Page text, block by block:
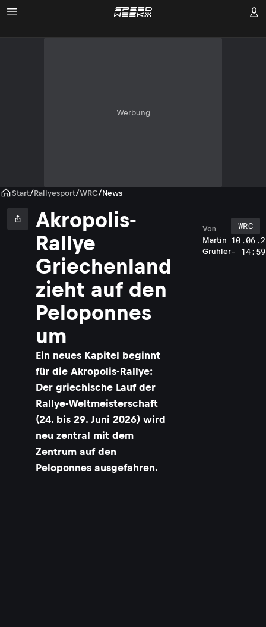
Werbung
Start/Rallyesport/WRC/News
Akropolis-
Rallye
Griechenland
zieht auf den
Peloponnes
um
Ein neues Kapitel beginnt
für die Akropolis-Rallye:
Der griechische Lauf der
Rallye-Weltmeisterschaft
(24. bis 29. Juni 2026) wird
neu zentral mit dem
Zentrum auf den
Peloponnes ausgefahren.
Martin
Gruhler
Von
WRC
- 14:59